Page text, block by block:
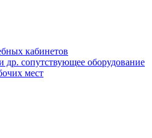
кабинетов
сопутствующее оборудование
мест